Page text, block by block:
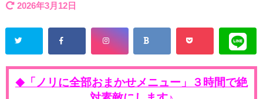
2026年3月12日
◆
「ノリに全部おまかせメニュー」３時間で絶